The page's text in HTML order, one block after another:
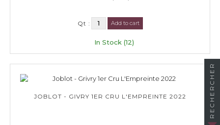
Qt : Add to cart
In Stock (12)
JOBLOT - GIVRY 1ER CRU L'EMPREINTE 2022 RECHERCHER